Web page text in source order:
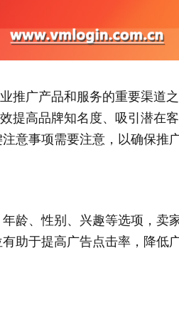
推广产品和服务的重要渠道
提高品牌知名度、吸引潜在
意事项需要注意，以确保推
龄、性别、兴趣等选项，卖
助于提高广告点击率，降低